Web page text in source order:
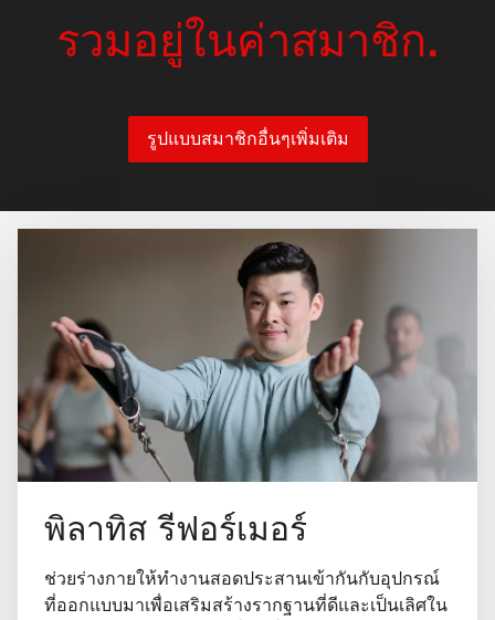
รวมอยู่ในค่าสมาชิก.
รูปแบบสมาชิกอื่นๆเพิ่มเติม
พิลาทิส รีฟอร์เมอร์
ช่วยร่างกายให้ทำงานสอดประสานเข้ากันกับอุปกรณ์
ที่ออกแบบมาเพื่อเสริมสร้างรากฐานที่ดีและเป็นเลิศใน